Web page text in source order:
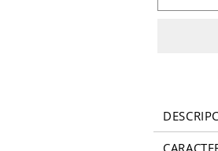
Elástica